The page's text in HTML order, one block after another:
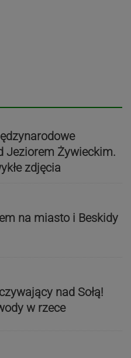
Jeziorem Żywieckim.
zdjęcia
na miasto i Beskidy
nad Sołą!
w rzece